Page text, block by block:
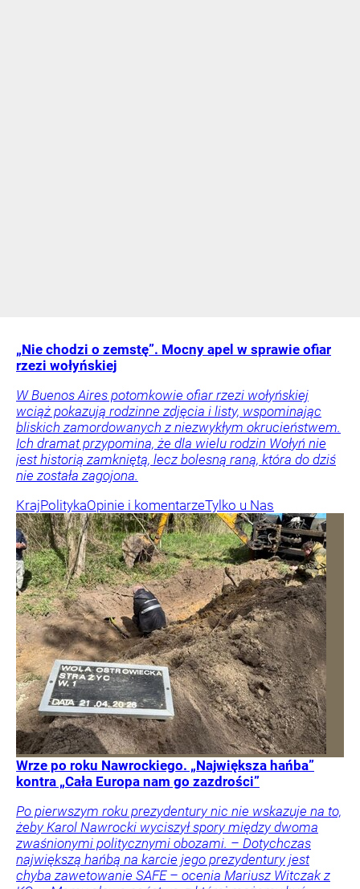
„Nie chodzi o zemstę”. Mocny apel w sprawie ofiar
rzezi wołyńskiej
W Buenos Aires potomkowie ofiar rzezi wołyńskiej
wciąż pokazują rodzinne zdjęcia i listy, wspominając
bliskich zamordowanych z niezwykłym okrucieństwem.
Ich dramat przypomina, że dla wielu rodzin Wołyń nie
jest historią zamkniętą, lecz bolesną raną, która do dziś
nie została zagojona.
KrajPolitykaOpinie i komentarzeTylko u Nas
Wrze po roku Nawrockiego. „Największa hańba”
kontra „Cała Europa nam go zazdrości”
Po pierwszym roku prezydentury nic nie wskazuje na to,
żeby Karol Nawrocki wyciszył spory między dwoma
zwaśnionymi politycznymi obozami. – Dotychczas
największą hańbą na karcie jego prezydentury jest
chyba zawetowanie SAFE – ocenia Mariusz Witczak z